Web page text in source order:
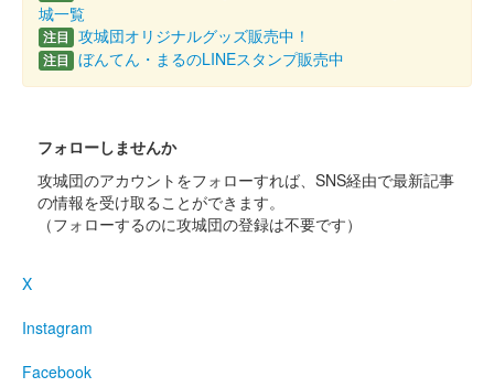
城一覧
注目 攻城団オリジナルグッズ販売中！
注目 ぼんてん・まるのLINEスタンプ販売中
フォローしませんか
攻城団のアカウントをフォローすれば、SNS経由で最新記事
の情報を受け取ることができます。
（フォローするのに攻城団の登録は不要です）
X
Instagram
Facebook